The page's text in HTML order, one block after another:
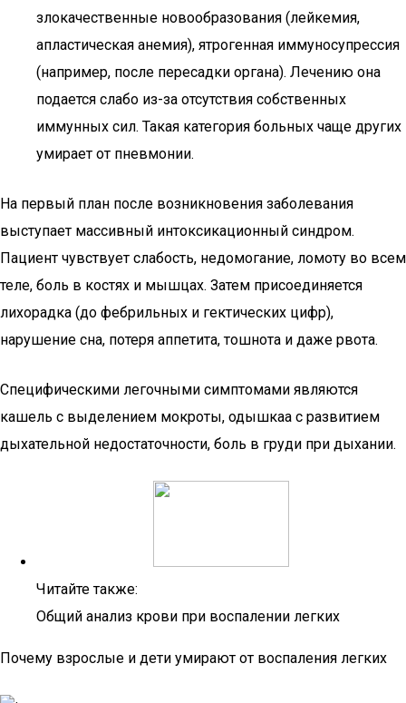
злокачественные новообразования (лейкемия,
апластическая анемия), ятрогенная иммуносупрессия
(например, после пересадки органа). Лечению она
подается слабо из-за отсутствия собственных
иммунных сил. Такая категория больных чаще других
умирает от пневмонии.
На первый план после возникновения заболевания
выступает массивный интоксикационный синдром.
Пациент чувствует слабость, недомогание, ломоту во всем
теле, боль в костях и мышцах. Затем присоединяется
лихорадка (до фебрильных и гектических цифр),
нарушение сна, потеря аппетита, тошнота и даже рвота.
Специфическими легочными симптомами являются
кашель с выделением мокроты, одышкаа с развитием
дыхательной недостаточности, боль в груди при дыхании.
Читайте также:
Общий анализ крови при воспалении легких
Почему взрослые и дети умирают от воспаления легких